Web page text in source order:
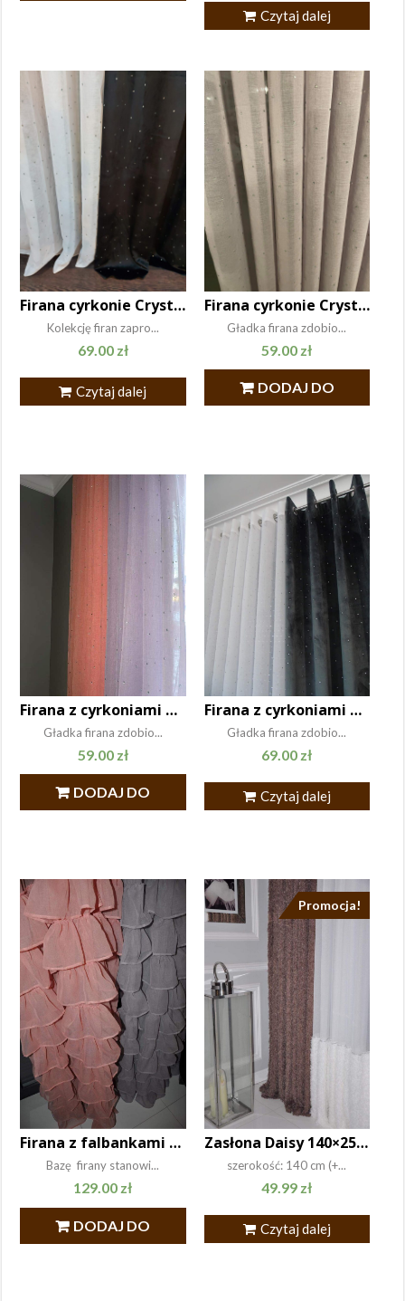
Czytaj dalej
Firana cyrkonie Crystal 140×250
Kolekcję firan zapro...
69.00 zł
Czytaj dalej
Firana cyrkonie Crystal 140×250
Gładka firana zdobio...
59.00 zł
DODAJ DO
Firana z cyrkoniami Crystal 140×250
Gładka firana zdobio...
59.00 zł
DODAJ DO
Firana z cyrkoniami Crystal 140×270
Gładka firana zdobio...
69.00 zł
Czytaj dalej
Firana z falbankami po całości 140×250 różowa
Bazę firany stanowi...
129.00 zł
DODAJ DO
Promocja!
Zasłona Daisy 140×250 brudny róż
szerokość: 140 cm (+...
49.99 zł
Czytaj dalej